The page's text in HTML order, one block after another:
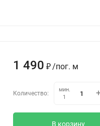
1 490 ₽ /пог. м
Количество:
мин.
1
В корзину